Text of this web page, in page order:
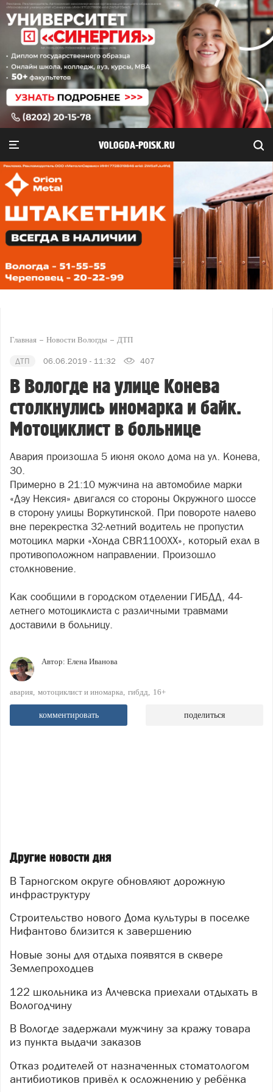
VOLOGDA-POISK.RU
Главная Новости Вологды ДТП
ДТП 06.06.2019 - 11:32 407
В Вологде на улице Конева
столкнулись иномарка и байк.
Мотоциклист в больнице
Авария произошла 5 июня около дома на ул. Конева,
30.
Примерно в 21:10 мужчина на автомобиле марки
«Дэу Нексия» двигался со стороны Окружного шоссе
в сторону улицы Воркутинской. При повороте налево
вне перекрестка 32-летний водитель не пропустил
мотоцикл марки «Хонда CBR1100ХХ», который ехал в
противоположном направлении. Произошло
столкновение.
Как сообщили в городском отделении ГИБДД, 44-
летнего мотоциклиста с различными травмами
доставили в больницу.
Автор: Елена Иванова
авария мотоциклист и иномарка гибдд 16+
комментировать поделиться
Другие новости дня
В Тарногском округе обновляют дорожную
инфраструктуру
Строительство нового Дома культуры в поселке
Нифантово близится к завершению
Новые зоны для отдыха появятся в сквере
Землепроходцев
122 школьника из Алчевска приехали отдыхать в
Вологодчину
В Вологде задержали мужчину за кражу товара
из пункта выдачи заказов
Отказ родителей от назначенных стоматологом
антибиотиков привёл к осложнению у ребёнка